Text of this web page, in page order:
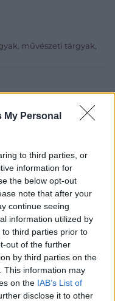
My Personal
to third parties, or
information for
the below opt-out
note that after your
continue seeing
information utilized by
third parties prior to
out of the further
by third parties on the
This information may
on the IAB’s List of
disclose it to other
művészeti tárgyak,
Nagyházi Galéria és
Márta
Galéria és Aukciósház
Balaton utca 8.
+361 475 6000 +361